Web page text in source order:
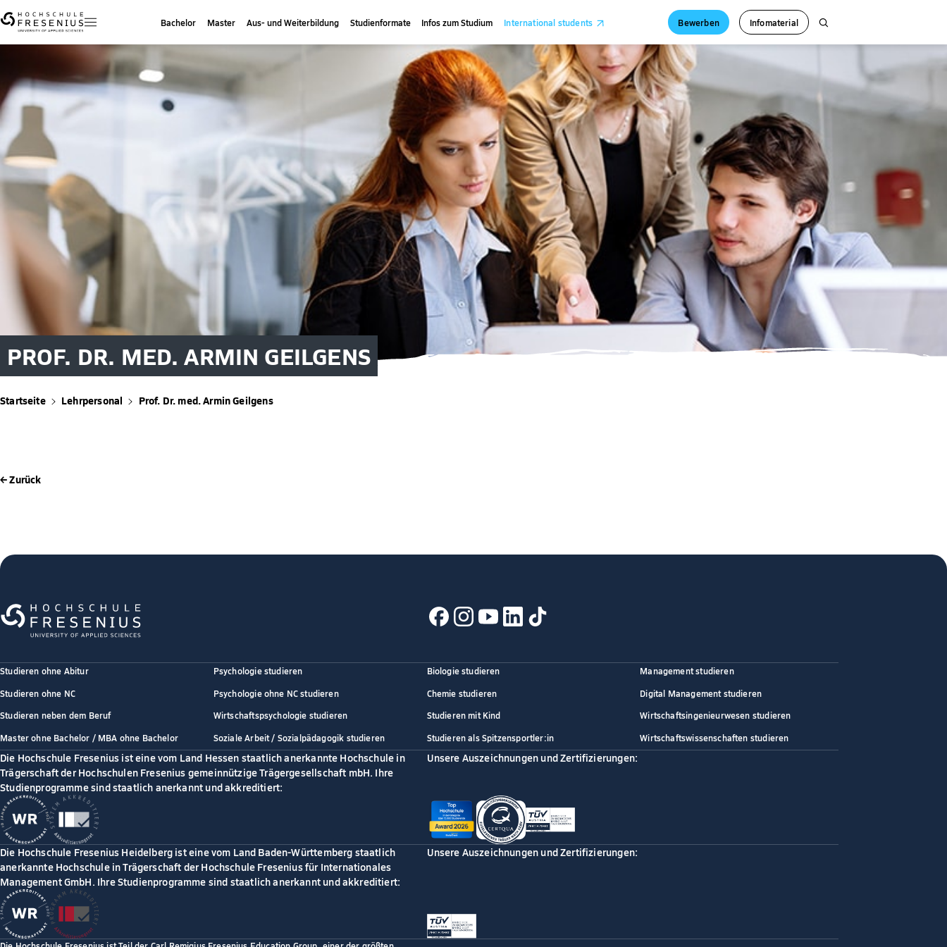
Bachelor Master Aus- und Weiterbildung Studienformate Infos zum Studium International students Bewerben Infomaterial
PROF. DR. MED. ARMIN GEILGENS
Startseite Lehrpersonal Prof. Dr. med. Armin Geilgens
← Zurück
Studieren ohne Abitur
Studieren ohne NC
Studieren neben dem Beruf
Master ohne Bachelor / MBA ohne Bachelor
Psychologie studieren
Psychologie ohne NC studieren
Wirtschaftspsychologie studieren
Soziale Arbeit / Sozialpädagogik studieren
Biologie studieren
Chemie studieren
Studieren mit Kind
Studieren als Spitzensportler:in
Management studieren
Digital Management studieren
Wirtschaftsingenieurwesen studieren
Wirtschaftswissenschaften studieren
Die Hochschule Fresenius ist eine vom Land Hessen staatlich anerkannte Hochschule in
Trägerschaft der Hochschulen Fresenius gemeinnützige Trägergesellschaft mbH. Ihre
Studienprogramme sind staatlich anerkannt und akkreditiert:
Unsere Auszeichnungen und Zertifizierungen:
Die Hochschule Fresenius Heidelberg ist eine vom Land Baden-Württemberg staatlich
anerkannte Hochschule in Trägerschaft der Hochschule Fresenius für Internationales
Management GmbH. Ihre Studienprogramme sind staatlich anerkannt und akkreditiert:
Unsere Auszeichnungen und Zertifizierungen: